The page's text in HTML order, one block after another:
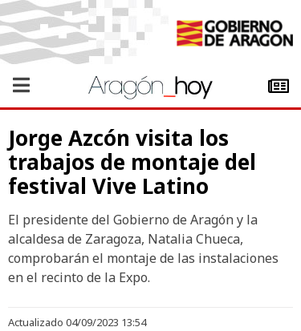
Jorge Azcón visita los
trabajos de montaje del
festival Vive Latino
El presidente del Gobierno de Aragón y la
alcaldesa de Zaragoza, Natalia Chueca,
comprobarán el montaje de las instalaciones
en el recinto de la Expo.
Actualizado 04/09/2023 13:54